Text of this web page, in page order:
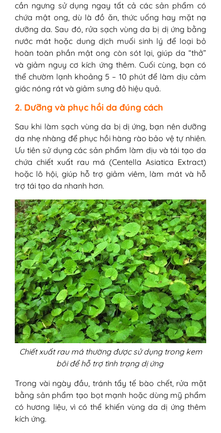
cần ngưng sử dụng ngay tất cả các sản phẩm có
chứa mật ong, dù là đồ ăn, thức uống hay mặt nạ
dưỡng da. Sau đó, rửa sạch vùng da bị dị ứng bằng
nước mát hoặc dung dịch muối sinh lý để loại bỏ
hoàn toàn phần mật ong còn sót lại, giúp da “thở”
và giảm nguy cơ kích ứng thêm. Cuối cùng, bạn có
thể chườm lạnh khoảng 5 – 10 phút để làm dịu cảm
giác nóng rát và giảm sưng đỏ hiệu quả.
2. Dưỡng và phục hồi da đúng cách
Sau khi làm sạch vùng da bị dị ứng, bạn nên dưỡng
da nhẹ nhàng để phục hồi hàng rào bảo vệ tự nhiên.
Ưu tiên sử dụng các sản phẩm làm dịu và tái tạo da
chứa chiết xuất rau má (Centella Asiatica Extract)
hoặc lô hội, giúp hỗ trợ giảm viêm, làm mát và hỗ
trợ tái tạo da nhanh hơn.
Chiết xuất rau má thường được sử dụng trong kem
bôi để hỗ trợ tình trạng dị ứng
Trong vài ngày đầu, tránh tẩy tế bào chết, rửa mặt
bằng sản phẩm tạo bọt mạnh hoặc dùng mỹ phẩm
có hương liệu, vì có thể khiến vùng da dị ứng thêm
kích ứng.